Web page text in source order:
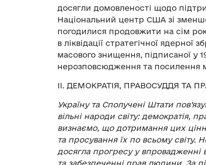
досягли домовленості щодо
Національний центр США зі
погодилися продовжити на сім
в ліквідації стратегічної
масового знищення, підписаної у
нерозповсюдження та посилення
ІI. ДЕМОКРАТІЯ, ПРАВОСУДДЯ ТА
Україну та Сполучені Штати
вільні народи світу: демократія,
визнаємо, що дотримання цих
та просування їх по всьому світу.
досягла прогресу у
та забезпеченні прав людини. За